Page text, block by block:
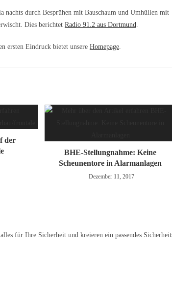
nachts durch Besprühen mit Bauschaum und Umhüllen mit
Dies berichtet Radio 91.2 aus Dortmund
ersten Eindruck bietet unsere Homepage
der
BHE-Stellungnahme: Keine
Scheunentore in Alarmanlagen
Dezember 11, 2017
für Ihre Sicherheit und kreieren ein passendes